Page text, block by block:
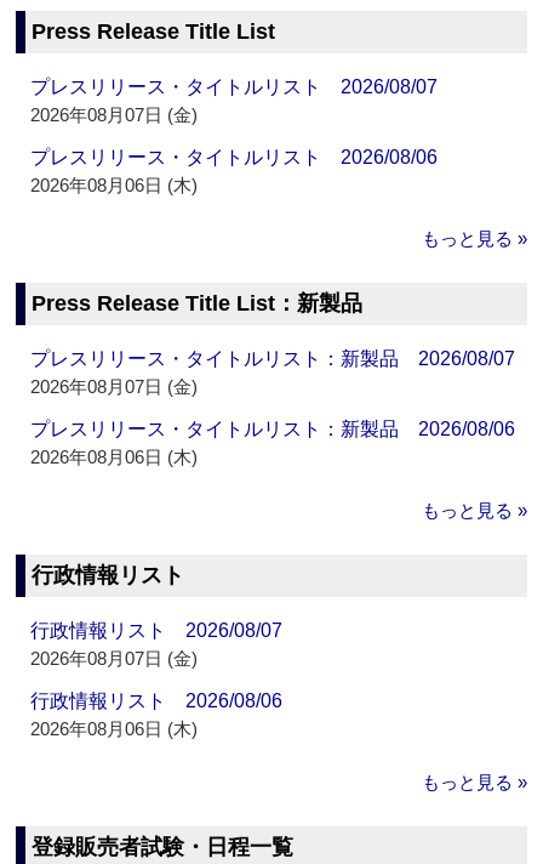
Press Release Title List
プレスリリース・タイトルリスト 2026/08/07
2026年08月07日 (金)
プレスリリース・タイトルリスト 2026/08/06
2026年08月06日 (木)
もっと見る »
Press Release Title List：新製品
プレスリリース・タイトルリスト：新製品 2026/08/07
2026年08月07日 (金)
プレスリリース・タイトルリスト：新製品 2026/08/06
2026年08月06日 (木)
もっと見る »
行政情報リスト
行政情報リスト 2026/08/07
2026年08月07日 (金)
行政情報リスト 2026/08/06
2026年08月06日 (木)
もっと見る »
登録販売者試験・日程一覧